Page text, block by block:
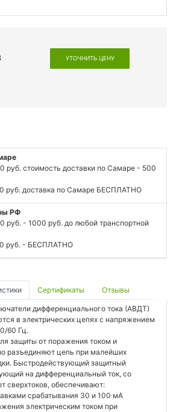
УТОЧНИТЬ ЦЕНУ
руб. стоимость доставки по Самаре - 500
руб. доставка по Самаре БЕСПЛАТНО
РФ
руб. - 1000 руб. до любой транспортной
руб. - БЕСПЛАТНО
Сертификаты Отзывы
дифференциального тока (АВДТ)
в электрических цепях с напряжением
60 Гц.
защиты от поражения током и
разъединяют цепь при малейших
Быстродействующий защитный
на дифференциальный ток, со
сверхтоков, обеспечивают:
срабатывания 30 и 100 мА
электрическим током при